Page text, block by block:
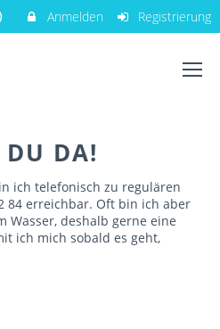
Anmelden Registrierung
DA!
ich telefonisch zu regulären
84 erreichbar. Oft bin ich aber
Wasser, deshalb gerne eine
ich mich sobald es geht,